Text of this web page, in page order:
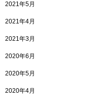
2021年5月
2021年4月
2021年3月
2020年6月
2020年5月
2020年4月